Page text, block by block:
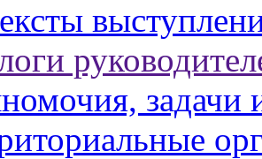
задачи